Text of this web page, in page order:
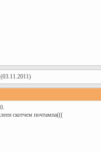
скотчем почтампа(((